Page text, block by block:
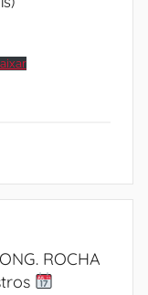
ROCHA